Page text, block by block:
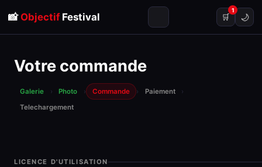
📸 ObjectifFestival 🛒
1
🌙
Votre commande
Galerie › Photo › Commande › Paiement
›
Telechargement
LICENCE D'UTILISATION